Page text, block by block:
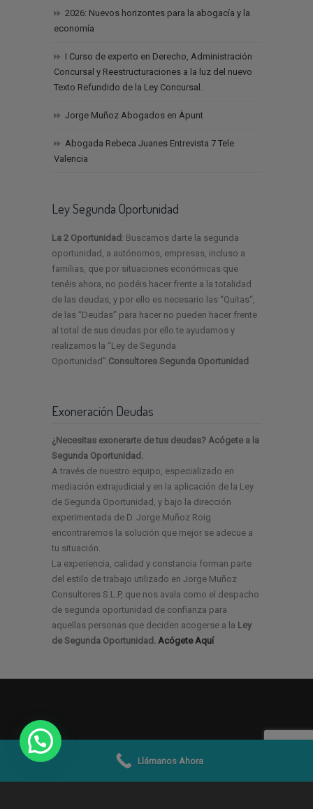
2026: Nuevos horizontes para la abogacía y la
economía
I Curso de experto en Derecho, Administración
Concursal y Reestructuraciones a la luz del nuevo
Texto Refundido de la Ley Concursal.
Jorge Muñoz Abogados en Àpunt
Abogada Rebeca Juanes Entrevista 7 Tele
Valencia
Ley Segunda Oportunidad
La 2 Oportunidad : Buscamos darte la segunda
oportunidad, a autónomos, empresas, incluso a
familias, que por situaciones económicas que
tenéis ahora, no podéis hacer frente a la totalidad
de las deudas, y por ello es necesario las “Quitas“,
de las “Deudas” para hacer no pueden hacer frente
al total de sus deudas por ello te ayudamos y
realizamos la “Ley de Segunda
Oportunidad”. Consultores Segunda Oportunidad
Exoneración Deudas
¿Necesitas exonerarte de tus deudas? Acógete a la
Segunda Oportunidad.
A través de nuestro equipo, especializado en
mediación extrajudicial y en la aplicación de la Ley
de Segunda Oportunidad, y bajo la dirección
experimentada de D. Jorge Muñoz Roig
encontraremos la solución que mejor se adecue a
tu situación.
La experiencia, calidad y constancia forman parte
del estilo de trabajo utilizado en Jorge Muñoz
Consultores S.L.P, que nos avala como el despacho
de segunda oportunidad de confianza para
aquellas personas que deciden acogerse a la Ley
de Segunda Oportunidad. Acógete Aquí
Llámanos Ahora